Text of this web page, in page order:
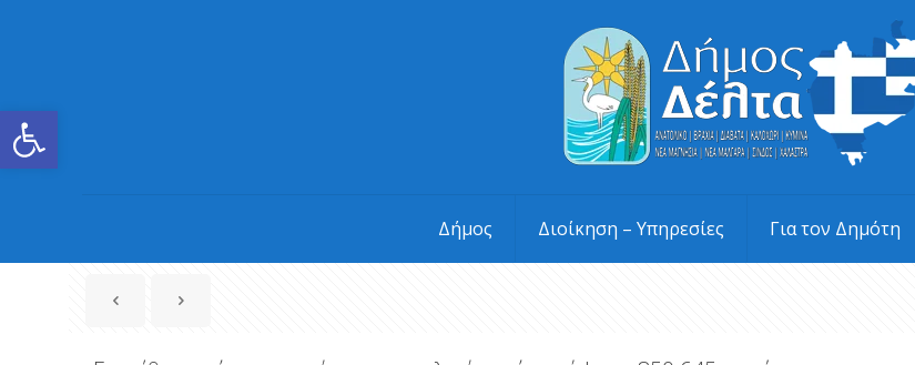
Ανοίξτε τη γραμμή εργαλείων
Δήμος Διοίκηση – Υπηρεσίες Για τον Δημότη